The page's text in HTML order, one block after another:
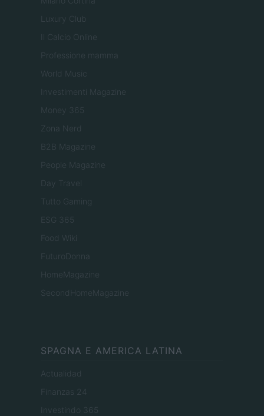
Luxury Club
Il Calcio Online
Professione mamma
World Music
Investimenti Magazine
Money 365
Zona Nerd
B2B Magazine
People Magazine
Day Travel
Tutto Gaming
ESG 365
Food Wiki
FuturoDonna
HomeMagazine
SecondHomeMagazine
SPAGNA E AMERICA LATINA
Actualidad
Finanzas 24
Investindo 365